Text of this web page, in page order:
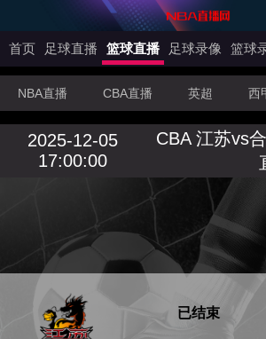
首页 足球直播 篮球直播 足球录像 篮球
NBA直播 CBA直播 英超 西
2025-12-05
17:00:00
CBA 江苏vs
已结束